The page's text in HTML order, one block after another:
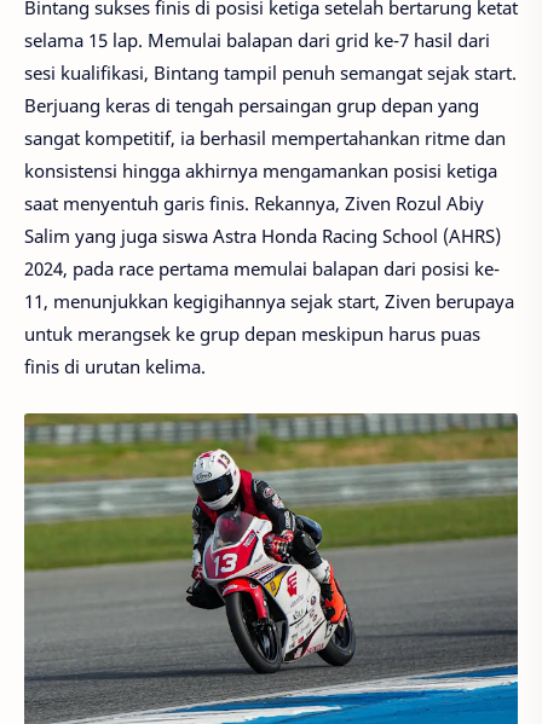
Bintang sukses finis di posisi ketiga setelah bertarung ketat
selama 15 lap. Memulai balapan dari grid ke-7 hasil dari
sesi kualifikasi, Bintang tampil penuh semangat sejak start.
Berjuang keras di tengah persaingan grup depan yang
sangat kompetitif, ia berhasil mempertahankan ritme dan
konsistensi hingga akhirnya mengamankan posisi ketiga
saat menyentuh garis finis. Rekannya, Ziven Rozul Abiy
Salim yang juga siswa Astra Honda Racing School (AHRS)
2024, pada race pertama memulai balapan dari posisi ke-
11, menunjukkan kegigihannya sejak start, Ziven berupaya
untuk merangsek ke grup depan meskipun harus puas
finis di urutan kelima.